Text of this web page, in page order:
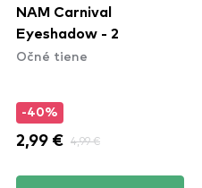
NAM Carnival
Eyeshadow - 2
Očné tiene
-40%
2,99 € 4,99 €